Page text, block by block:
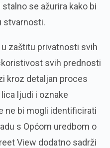
se ažurira kako bi
stvarnosti.
zaštitu privatnosti svih
svih prednosti
kroz detaljan proces
ljudi i oznake
ne bi mogli identificirati
s Općom uredbom o
View dodatno sadrži